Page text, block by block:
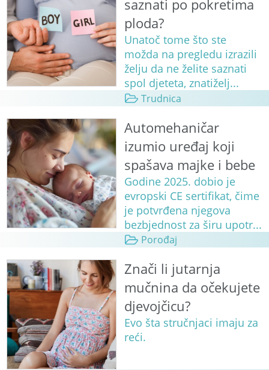
saznati po pokretima
ploda?
Unatoč tome što ste
možda na pregledu izrazili
želju da ne želite saznati
spol djeteta, znatiželj...
Trudnica
Automehaničar
izumio uređaj koji
spašava majke i bebe
Godine 2025. dobio je
evropski CE sertifikat, čime
je potvrđena njegova
bezbjednost za širu upotr...
Porođaj
Znači li jutarnja
mučnina da očekujete
djevojčicu?
Evo šta stručnjaci imaju za
reći.